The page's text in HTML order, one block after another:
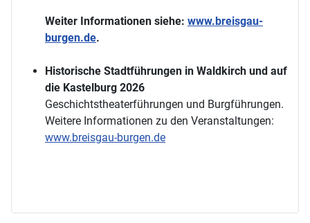
Weiter Informationen siehe: www.breisgau-
burgen.de.
Historische Stadtführungen in Waldkirch und auf
die Kastelburg 2026
Geschichtstheaterführungen und Burgführungen.
Weitere Informationen zu den Veranstaltungen:
www.breisgau-burgen.de